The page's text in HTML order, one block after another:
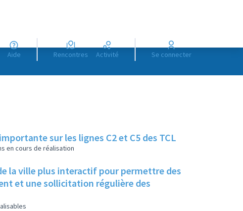
Aide Rencontres Activité Se connecter
sur les lignes C2 et C5 des TCL
en cours de réalisation
la ville plus interactif pour permettre des
et une sollicitation régulière des